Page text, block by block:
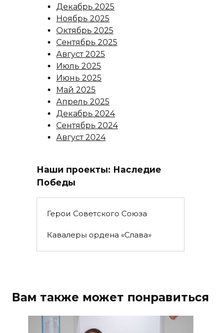
Декабрь 2025
Ноябрь 2025
Октябрь 2025
Сентябрь 2025
Август 2025
Июль 2025
Июнь 2025
Май 2025
Апрель 2025
Декабрь 2024
Сентябрь 2024
Август 2024
Наши проекты: Наследие
Победы
Герои Советского Союза
Кавалеры ордена «Слава»
Вам также может понравиться